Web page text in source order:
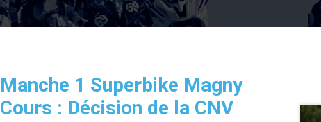
Manche 1 Superbike Magny
Cours : Décision de la CNV